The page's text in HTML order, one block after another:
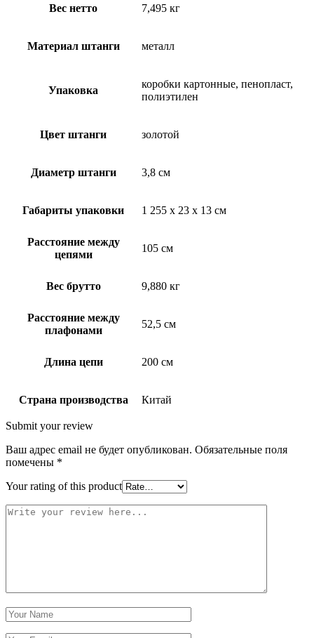
Вес нетто 7,495 кг
Материал штанги металл
Упаковка
коробки картонные, пенопласт,
полиэтилен
Цвет штанги золотой
Диаметр штанги 3,8 см
Габариты упаковки 1 255 х 23 х 13 см
Расстояние между
цепями
105 см
Вес брутто 9,880 кг
Расстояние между
плафонами
52,5 см
Длина цепи 200 см
Страна производства Китай
Submit your review
Ваш адрес email не будет опубликован. Обязательные поля
помечены *
Your rating of this product